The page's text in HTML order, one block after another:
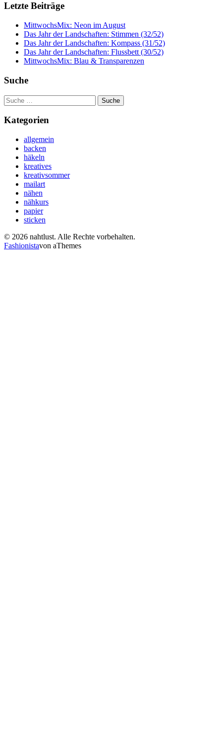
Letzte Beiträge
MittwochsMix: Neon im August
Das Jahr der Landschaften: Stimmen (32/52)
Das Jahr der Landschaften: Kompass (31/52)
Das Jahr der Landschaften: Flussbett (30/52)
MittwochsMix: Blau & Transparenzen
Suche
Suche
nach:
Kategorien
allgemein
backen
häkeln
kreatives
kreativsommer
mailart
nähen
nähkurs
papier
sticken
© 2026 nahtlust. Alle Rechte vorbehalten.
Fashionistavon aThemes